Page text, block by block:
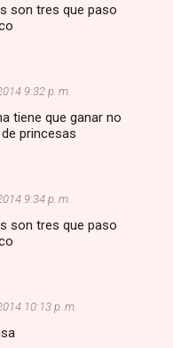
son tres que paso
9:32 p. m.
tiene que ganar no
princesas
9:34 p. m.
son tres que paso
10:13 p. m.